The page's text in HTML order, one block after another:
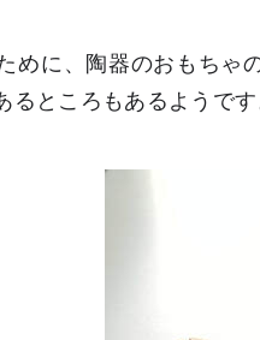
めに、陶器のおもちゃ
るところもあるようです